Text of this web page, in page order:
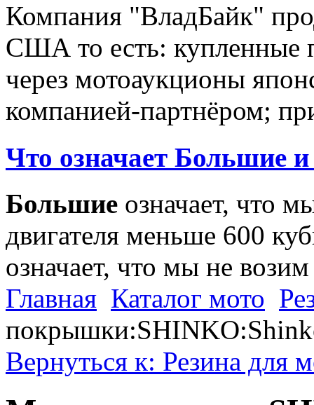
Компания "ВладБайк"
США то есть: купленные
через мотоаукционы
компанией-партнёром;
Что означает Большие
Большие означает, что
двигателя меньше 600
означает, что мы не
Главная Каталог мото
Вернуться к: Резина для